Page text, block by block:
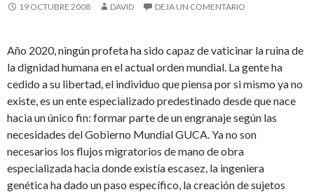
19 OCTUBRE 2008 DAVID DEJA UN COMENTARIO
Año 2020, ningún profeta ha sido capaz de vaticinar la ruina de
la dignidad humana en el actual orden mundial. La gente ha
cedido a su libertad, el individuo que piensa por si mismo ya no
existe, es un ente especializado predestinado desde que nace
hacia un único fin: formar parte de un engranaje según las
necesidades del Gobierno Mundial GUCA. Ya no son
necesarios los flujos migratorios de mano de obra
especializada hacia donde existía escasez, la ingeniera
genética ha dado un paso específico, la creación de sujetos